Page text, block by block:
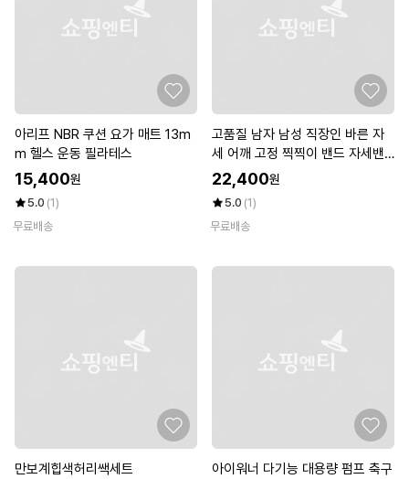
아리프 NBR 쿠션 요가 매트 13m
m 헬스 운동 필라테스
15,400원
5.0 (1)
무료배송
고품질 남자 남성 직장인 바른 자
세 어깨 고정 찍찍이 밴드 자세밴
드 (W7348D6)
22,400원
5.0 (1)
무료배송
만보계힙색허리쌕세트
아이워너 다기능 대용량 펌프 축구